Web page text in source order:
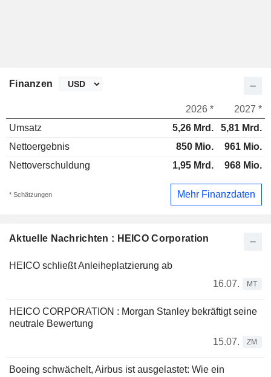
Aktuelle Nachrichten : HEICO Corporation
HEICO schließt Anleiheplatzierung ab
16.07.
MT
HEICO CORPORATION : Morgan Stanley bekräftigt seine
neutrale Bewertung
15.07.
ZM
Boeing schwächelt, Airbus ist ausgelastet: Wie ein
Finanzen
2026 *
2027 *
Umsatz
5,26 Mrd.
5,81 Mrd.
Nettoergebnis
850 Mio.
961 Mio.
Nettoverschuldung
1,95 Mrd. 968 Mio.
* Schätzungen Mehr Finanzdaten